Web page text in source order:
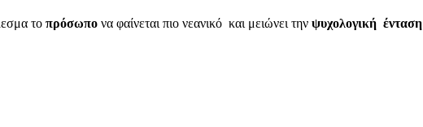
το πρόσωπο να φαίνεται πιο νεανικό και μειώνει την ψυχολογική ένταση